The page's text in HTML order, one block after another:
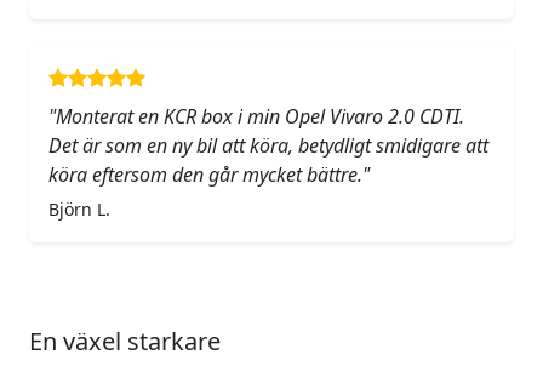
"Monterat en KCR box i min Opel Vivaro 2.0 CDTI.
Det är som en ny bil att köra, betydligt smidigare att
köra eftersom den går mycket bättre."
Björn L.
En växel starkare